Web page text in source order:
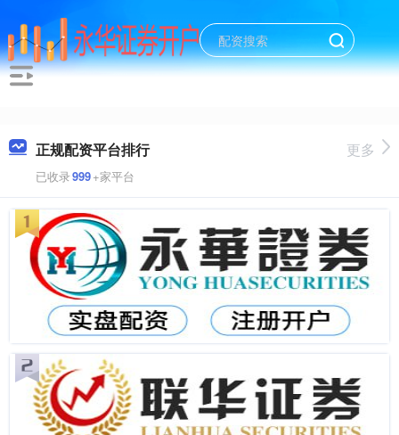
正规配资平台排行
已收录999+家平台
更多